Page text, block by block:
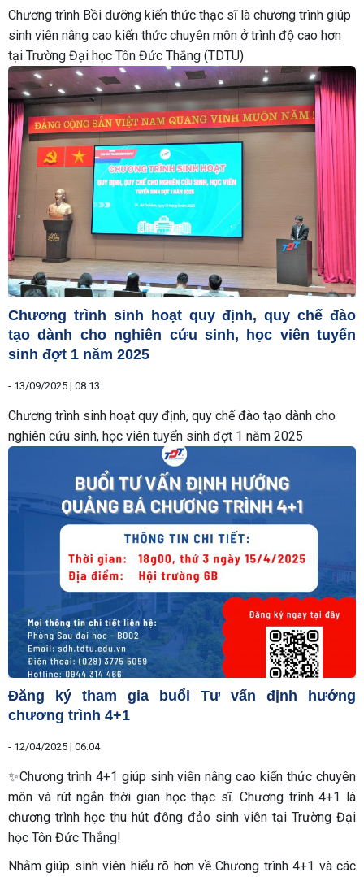
Chương trình Bồi dưỡng kiến thức thạc sĩ là chương trình giúp
sinh viên nâng cao kiến thức chuyên môn ở trình độ cao hơn
tại Trường Đại học Tôn Đức Thắng (TDTU)
Chương trình sinh hoạt quy định, quy chế đào
tạo dành cho nghiên cứu sinh, học viên tuyển
sinh đợt 1 năm 2025
- 13/09/2025 | 08:13
Chương trình sinh hoạt quy định, quy chế đào tạo dành cho
nghiên cứu sinh, học viên tuyển sinh đợt 1 năm 2025
Đăng ký tham gia buổi Tư vấn định hướng
chương trình 4+1
- 12/04/2025 | 06:04
✨Chương trình 4+1 giúp sinh viên nâng cao kiến thức chuyên
môn và rút ngắn thời gian học thạc sĩ. Chương trình 4+1 là
chương trình học thu hút đông đảo sinh viên tại Trường Đại
học Tôn Đức Thắng!
Nhằm giúp sinh viên hiểu rõ hơn về Chương trình 4+1 và các